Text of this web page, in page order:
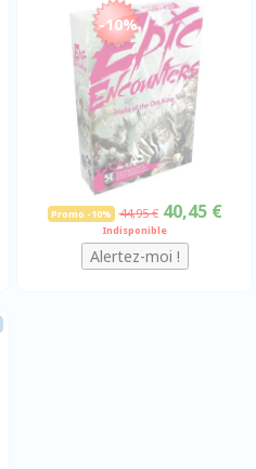
-10%
Promo -10% 44,95 € 40,45 €
Indisponible